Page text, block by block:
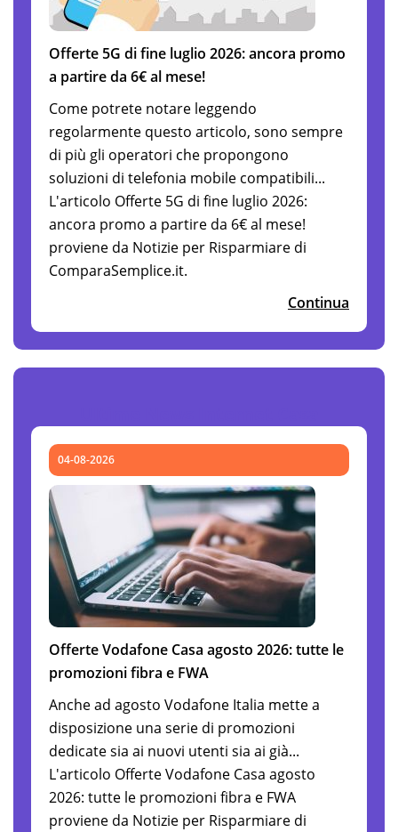
Offerte 5G di fine luglio 2026: ancora promo
a partire da 6€ al mese!
Come potrete notare leggendo
regolarmente questo articolo, sono sempre
di più gli operatori che propongono
soluzioni di telefonia mobile compatibili...
L'articolo Offerte 5G di fine luglio 2026:
ancora promo a partire da 6€ al mese!
proviene da Notizie per Risparmiare di
ComparaSemplice.it.
Continua
04-08-2026
Offerte Vodafone Casa agosto 2026: tutte le
promozioni fibra e FWA
Anche ad agosto Vodafone Italia mette a
disposizione una serie di promozioni
dedicate sia ai nuovi utenti sia ai già...
L'articolo Offerte Vodafone Casa agosto
2026: tutte le promozioni fibra e FWA
proviene da Notizie per Risparmiare di